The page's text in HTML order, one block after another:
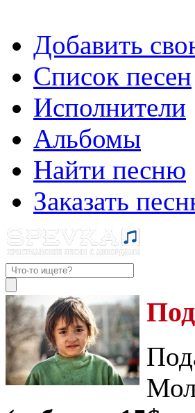
Добавить
Список песен
Исполнители
Альбомы
Найти песню
Заказать